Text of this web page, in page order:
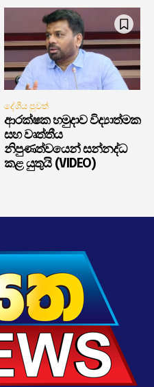
දේශීය පුවත්
ආරක්ෂක හමුදාව විද්‍යාත්මක
සහ වෘත්තීය
නිපුණත්වයෙන් සන්නද්ධ
කළ යුතුයි (VIDEO)